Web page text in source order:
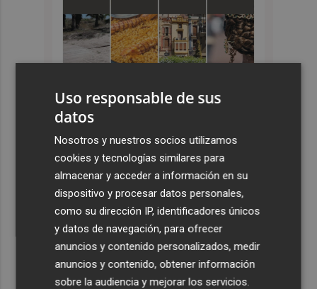
Últimas Noticias
El pregón de Festes d'Elx 2026, con Josan, en imágenes
Emergencias activa la situación 2 del PEIF y confina
Sierra Engarcerán por el humo del incendio forestal
España restablece los controles fronterizos a los
viajeros procedentes de Italia
Uso responsable de sus
datos
Nosotros y nuestros socios utilizamos
cookies y tecnologías similares para
almacenar y acceder a información en su
dispositivo y procesar datos personales,
como su dirección IP, identificadores únicos
y datos de navegación, para ofrecer
anuncios y contenido personalizados, medir
anuncios y contenido, obtener información
sobre la audiencia y mejorar los servicios.